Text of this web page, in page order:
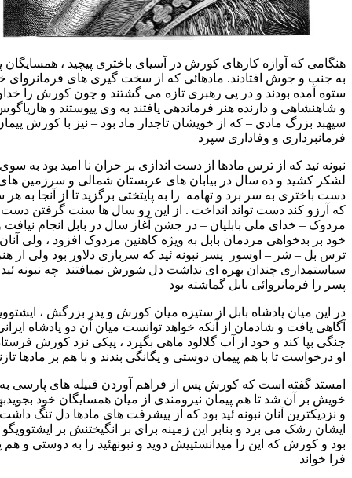
که آوازه کارهای کورش در آسیای باختری پیچید ، همسایگان پارس
و جوش افتادند. مادهائی که از سخت گیری های فرمانروای خود به
بودند و در پی رهبری تازه می گشتند و چون کورش را خداوند فر
و دارنده هنر فرماندهی یافتند به وی پیوستند و هارپاگوس
بزرگ مادی – که از خویشان تاجدار ماد بود – نیز با کورش پیمان
و وفاداری سپرد
ئید که از ترس مادها از دست اندازی بر حران نا امید بود به سوی باختر
و ده سال در بیابان های عربستان شمالی و سرزمین های دور
به سر برد و تهامه را به پایتختی برگزید تا از آنجا به هر سامانی
کند دست تواند انداخت . از این رو سال ها سنت گرفتن دست
– خدای ملی بابلیان – در جشن آغاز سال در بابل انجام نیافت و این
بدخواهی مردمان بابل به ویژه کاهنین مردوک افزود ، ولی آنان از
– شر – اوسور پسر نبونه ئید که سربازی دلاور بود ولی از هنر
چندان بهره ای نداشت دل شورش نمیافتند چه نبونه ئید این
فرمانروائی بابل گماشته بود
میان پادشاه بابل از ستیزه میان کورش و پدر بزرگش ، ایشتوویگو
یافت و شادمان از آنکه خواهد توانست میان آن دو پادشاه ایرانی
کند و خود از آب گلالود ماهی بگیرد ، پیکی نزد کورش فرستاد و از
تا با هم پیمان دوستی و یگانگی بندند و با هم بر مادها تازند
گفته است که کورش پس از فراهم آوردن قبیله های پارسی به گرد
آن شد تا هم پیمان نیرومندی از میان همسایگان خود بجویدبهترین
آنان نبونه ئید بود که از پیشرفت های مادها دل تنگ داشت و بر
رشک می برد و بنابر این زمینه برای بر انگیختنش بر ایشتوویگو آماده
که این را میدانستپیش دوید و نبونهئید را به دوستی و هم پیمانی